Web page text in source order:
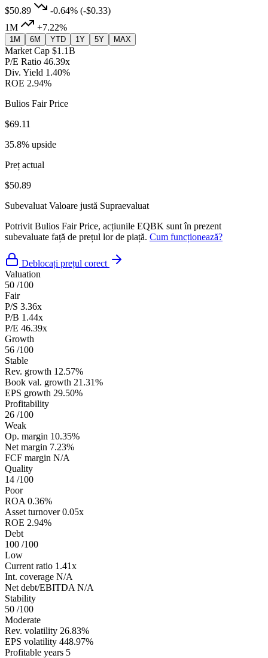
$50.89 -0.64% (-$0.33)
1M
+7.22%
1M 6M YTD 1Y 5Y MAX
Market Cap $1.1B
P/E Ratio 46.39x
Div. Yield 1.40%
ROE 2.94%
Bulios Fair Price
$69.11
35.8% upside
Preț actual
$50.89
Subevaluat Valoare justă Supraevaluat
Potrivit Bulios Fair Price, acțiunile EQBK sunt în prezent
subevaluate față de prețul lor de piață. Cum funcționează?
Deblocați prețul corect
Valuation
50 /100
Fair
P/S 3.36x
P/B 1.44x
P/E 46.39x
Growth
56 /100
Stable
Rev. growth 12.57%
Book val. growth 21.31%
EPS growth 29.50%
Profitability
26 /100
Weak
Op. margin 10.35%
Net margin 7.23%
FCF margin N/A
Quality
14 /100
Poor
ROA 0.36%
Asset turnover 0.05x
ROE 2.94%
Debt
100 /100
Low
Current ratio 1.41x
Int. coverage N/A
Net debt/EBITDA N/A
Stability
50 /100
Moderate
Rev. volatility 26.83%
EPS volatility 448.97%
Profitable years 5